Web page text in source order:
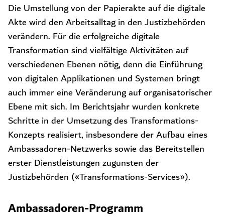
Die Umstellung von der Papierakte auf die digitale
Akte wird den Arbeitsalltag in den Justizbehörden
verändern. Für die erfolgreiche digitale
Transformation sind vielfältige Aktivitäten auf
verschiedenen Ebenen nötig, denn die Einführung
von digitalen Applikationen und Systemen bringt
auch immer eine Veränderung auf organisatorischer
Ebene mit sich. Im Berichtsjahr wurden konkrete
Schritte in der Umsetzung des Transformations-
Konzepts realisiert, insbesondere der Aufbau eines
Ambassadoren-Netzwerks sowie das Bereitstellen
erster Dienstleistungen zugunsten der
Justizbehörden («Transformations-Services»).
Ambassadoren-Programm